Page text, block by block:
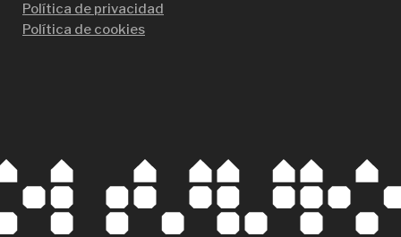
Política de privacidad
Política de cookies